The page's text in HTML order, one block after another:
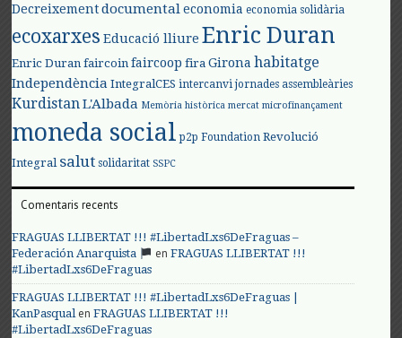
Decreixement documental economia economia solidària
ecoxarxes Educació lliure Enric Duran
Enric Duran faircoin faircoop fira Girona habitatge
Independència IntegralCES intercanvi jornades assembleàries
KurdistanL'Albada Memòria històrica mercat microfinançament
moneda social p2p Foundation Revolució
Integral salut solidaritat SSPC
Comentaris recents
FRAGUAS LLIBERTAT !!! #LibertadLxs6DeFraguas –
Federación Anarquista
enFRAGUAS LLIBERTAT !!!
#LibertadLxs6DeFraguas
FRAGUAS LLIBERTAT !!! #LibertadLxs6DeFraguas |
KanPasqualenFRAGUAS LLIBERTAT !!!
#LibertadLxs6DeFraguas